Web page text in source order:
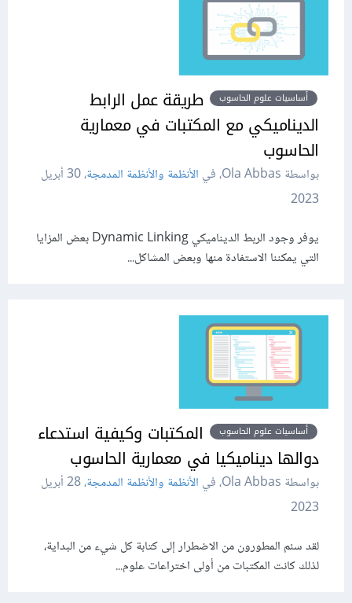
أساسيات علوم الحاسوب
طريقة عمل الرابط
الديناميكي مع المكتبات في معمارية
الحاسوب
بواسطة Ola Abbas، في الأنظمة والأنظمة المدمجة،
30 أبريل
2023
يوفر وجود الربط الديناميكي Dynamic Linking بعض المزايا
التي يمكننا الاستفادة منها وبعض المشاكل...
أساسيات علوم الحاسوب
المكتبات وكيفية استدعاء
دوالها ديناميكيا في معمارية الحاسوب
بواسطة Ola Abbas، في الأنظمة والأنظمة المدمجة،
28 أبريل
2023
لقد سئم المطورون من الاضطرار إلى كتابة كل شيء من البداية،
لذلك كانت المكتبات من أولى اختراعات علوم...